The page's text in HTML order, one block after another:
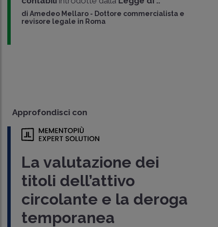
di Amedeo Mellaro - Dottore commercialista e
revisore legale in Roma
Approfondisci con
La valutazione dei
titoli dell’attivo
circolante e la deroga
temporanea